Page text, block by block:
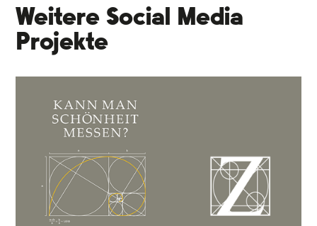
Weitere Social Media
Projekte